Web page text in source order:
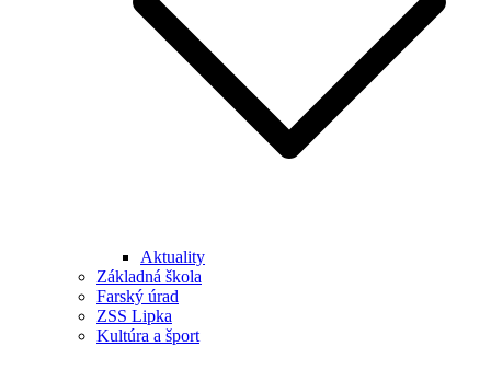
Aktuality
Základná škola
Farský úrad
ZSS Lipka
Kultúra a šport